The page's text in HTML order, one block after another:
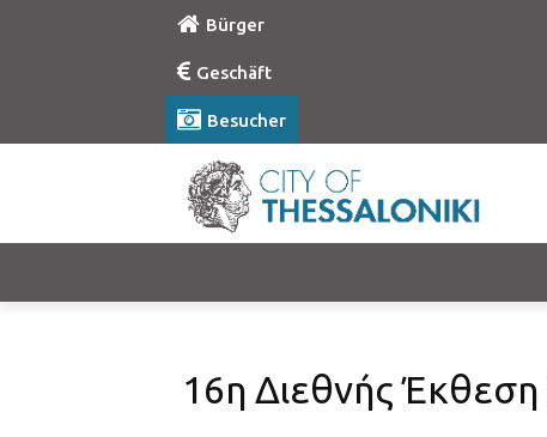
Bürger
Geschäft
Besucher
16η Διεθνής